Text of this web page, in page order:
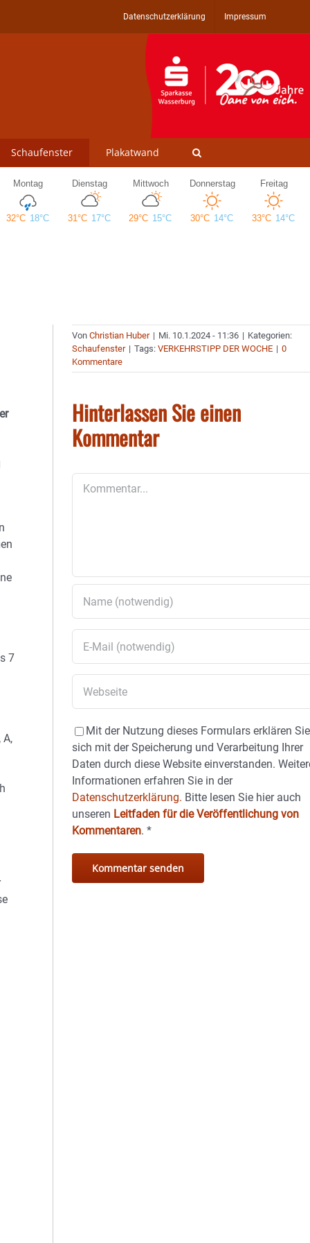
Datenschutzerklärung Impressum
Schaufenster Plakatwand
7
A,
VonChristian Huber | Mi. 10.1.2024 - 11:36 | Kategorien:
Schaufenster | Tags:VERKEHRSTIPP DER WOCHE | 0
Kommentare
Hinterlassen Sie einen
Kommentar
Mit der Nutzung dieses Formulars erklären Sie
sich mit der Speicherung und Verarbeitung Ihrer
Daten durch diese Website einverstanden.
Informationen erfahren Sie in der
Datenschutzerklärung. Bitte lesen Sie hier auch
unseren Leitfaden für die Veröffentlichung von
Kommentaren.*